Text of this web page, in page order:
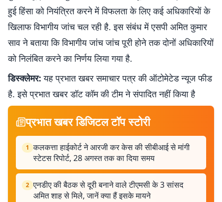
हुई हिंसा को नियंत्रित करने में विफलता के लिए कई अधिकारियों के
खिलाफ विभागीय जांच चल रही है. इस संबंध में एसपी अमित कुमार
साव ने बताया कि विभागीय जांच जांच पूरी होने तक दोनों अधिकारियों
को निलंबित करने का निर्णय लिया गया है.
डिस्क्लेमर: यह प्रभात खबर समाचार पत्र की ऑटोमेटेड न्यूज फीड
है. इसे प्रभात खबर डॉट कॉम की टीम ने संपादित नहीं किया है
प्रभात खबर डिजिटल टॉप स्टोरी
1 कलकत्ता हाईकोर्ट ने आरजी कर केस की सीबीआई से मांगी
स्टेटस रिपोर्ट, 28 अगस्त तक का दिया समय
2 एनडीए की बैठक से दूरी बनाने वाले टीएमसी के 3 सांसद
अमित शाह से मिले, जानें क्या हैं इसके मायने